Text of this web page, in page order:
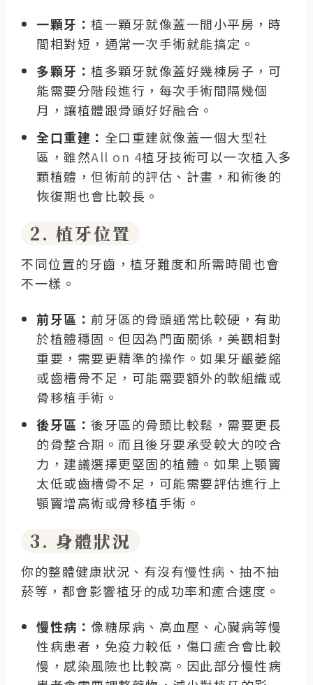
一顆牙： 植一顆牙就像蓋一間小平房，時
間相對短，通常一次手術就能搞定。
多顆牙： 植多顆牙就像蓋好幾棟房子，可
能需要分階段進行，每次手術間隔幾個
月，讓植體跟骨頭好好融合。
全口重建： 全口重建就像蓋一個大型社
區，雖然All on 4植牙技術可以一次植入多
顆植體，但術前的評估、計畫，和術後的
恢復期也會比較長。
2. 植牙位置
不同位置的牙齒，植牙難度和所需時間也會
不一樣。
前牙區： 前牙區的骨頭通常比較硬，有助
於植體穩固。但因為門面關係，美觀相對
重要，需要更精準的操作。如果牙齦萎縮
或齒槽骨不足，可能需要額外的軟組織或
骨移植手術。
後牙區： 後牙區的骨頭比較鬆，需要更長
的骨整合期。而且後牙要承受較大的咬合
力，建議選擇更堅固的植體。如果上顎竇
太低或齒槽骨不足，可能需要評估進行上
顎竇增高術或骨移植手術。
3. 身體狀況
你的整體健康狀況、有沒有慢性病、抽不抽
菸等，都會影響植牙的成功率和癒合速度。
慢性病： 像糖尿病、高血壓、心臟病等慢
性病患者，免疫力較低，傷口癒合會比較
慢，感染風險也比較高。因此部分慢性病